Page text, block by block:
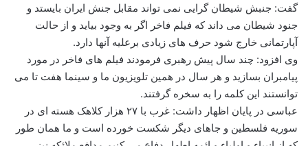
گفت: جنبش شیطان گرایی نمی تواند مقابل جنش ایران بایستد و
جنود شیطان می داند که فیلم فاخر اگر به وجود بیاید و از حالت
آپارتمانی خارج شود حرف های زیادی برعلیه آنها دارد.
وی افزود: چند سال پیش رهبری فرمودند فیلم های فاخر در مورد
پیامبران بسازید و هر سال در همین تلویزیون ما و سینما هفت تا می
توانستند این کلمه را به سخره گرفتند.
عباسی در پایان اظهار داشت: غرب با ۲۷ هزار کلاهک هسته ای در
سوریه فلسطین و جاهای دیگر شکست خورده است و ما همان طور